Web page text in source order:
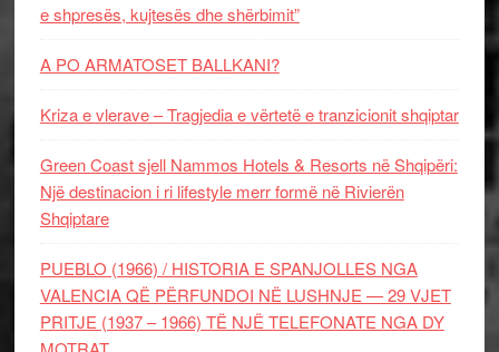
e shpresës, kujtesës dhe shërbimit”
A PO ARMATOSET BALLKANI?
Kriza e vlerave – Tragjedia e vërtetë e tranzicionit shqiptar
Green Coast sjell Nammos Hotels & Resorts në Shqipëri:
Një destinacion i ri lifestyle merr formë në Rivierën
Shqiptare
PUEBLO (1966) / HISTORIA E SPANJOLLES NGA
VALENCIA QË PËRFUNDOI NË LUSHNJE — 29 VJET
PRITJE (1937 – 1966) TË NJË TELEFONATE NGA DY